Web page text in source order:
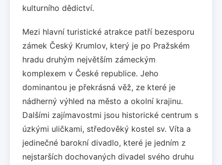
kulturního dědictví.
Mezi hlavní turistické atrakce patří bezesporu
zámek Český Krumlov, který je po Pražském
hradu druhým největším zámeckým
komplexem v České republice. Jeho
dominantou je překrásná věž, ze které je
nádherný výhled na město a okolní krajinu.
Dalšími zajímavostmi jsou historické centrum s
úzkými uličkami, středověký kostel sv. Víta a
jedinečné barokní divadlo, které je jedním z
nejstarších dochovaných divadel svého druhu